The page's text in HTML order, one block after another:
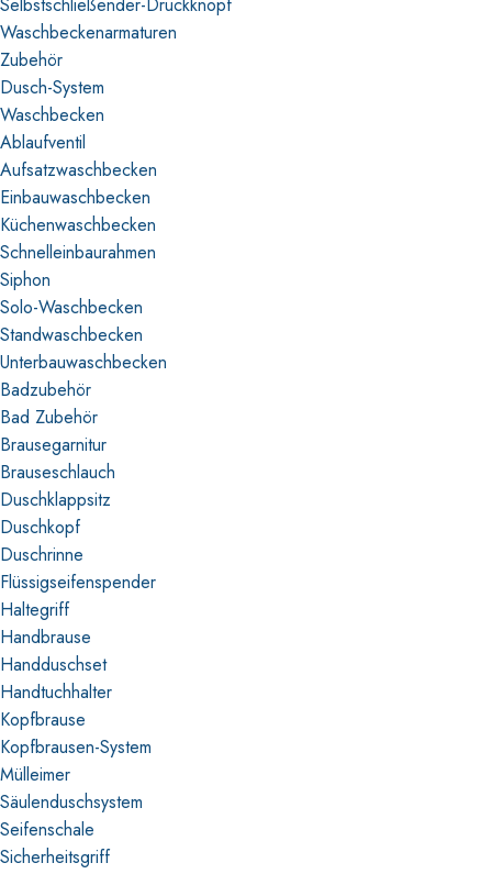
Waschbeckenarmaturen
Zubehör
Dusch-System
Waschbecken
Ablaufventil
Aufsatzwaschbecken
Einbauwaschbecken
Küchenwaschbecken
Schnelleinbaurahmen
Siphon
Solo-Waschbecken
Standwaschbecken
Unterbauwaschbecken
Badzubehör
Bad Zubehör
Brausegarnitur
Brauseschlauch
Duschklappsitz
Duschkopf
Duschrinne
Flüssigseifenspender
Haltegriff
Handbrause
Handduschset
Handtuchhalter
Kopfbrause
Kopfbrausen-System
Mülleimer
Säulenduschsystem
Seifenschale
Sicherheitsgriff